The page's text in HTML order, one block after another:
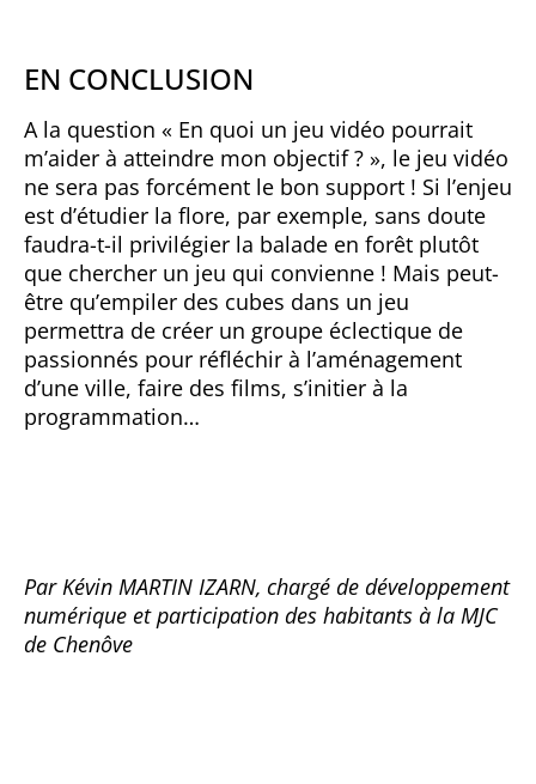
EN CONCLUSION
A la question « En quoi un jeu vidéo pourrait
m’aider à atteindre mon objectif ? », le jeu vidéo
ne sera pas forcément le bon support ! Si l’enjeu
est d’étudier la flore, par exemple, sans doute
faudra-t-il privilégier la balade en forêt plutôt
que chercher un jeu qui convienne ! Mais peut-
être qu’empiler des cubes dans un jeu
permettra de créer un groupe éclectique de
passionnés pour réfléchir à l’aménagement
d’une ville, faire des films, s’initier à la
programmation…
Par Kévin MARTIN IZARN, chargé de développement
numérique et participation des habitants à la MJC
de Chenôve